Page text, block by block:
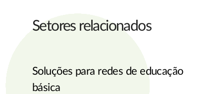
Setores relacionados
Soluções para redes de educação
básica